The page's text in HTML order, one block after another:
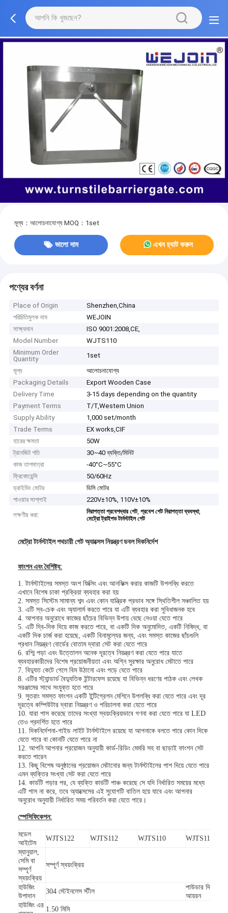
মূল্য：আলোচনাযোগ্য MOQ：1set
ভালো দাম এখন চ্যাট করুন
পণ্যের বর্ণনা
Place of Origin
Shenzhen,China
পরিচিতিমুলক নাম
WEJOIN
সাক্ষ্যদান
ISO 9001:2008,CE,
Model Number
WJTS110
Minimum Order
Quantity
1set
মূল্য
আলোচনাযোগ্য
Packaging Details
Export Wooden Case
Delivery Time
3-15 days depending on the quantity
Payment Terms
T/T,Western Union
Supply Ability
1,000 set/month
Trade Terms
EX works,CIF
হারের ক্ষমতা
50W
ট্রানজিট গতি
30~40 ব্যক্তি/মিনিট
কাজ তাপমাত্রা
-40°C~55°C
ফ্রিকোয়েন্সি
50/60Hz
ড্রাইভিং মোটর
ডিসি মোটর
পাওয়ার সাপ্লাই
220V±10%, 110V±10%
লক্ষণীয় করা:
নিরাপত্তা প্রবেশদ্বার গেট,প্রবেশ গেট নিরাপত্তা ব্যবস্থা,
মেট্রো ট্রাইপড টার্নস্টাইল গেট
মেট্রো টার্নস্টাইল পথচারী গেট অ্যাক্সেস নিয়ন্ত্রণ ডবল দিকনির্দেশ
ফাংশন এবং বৈশিষ্ট্য:
1. টার্নস্টাইলের সমস্ত অংশ ফিক্সিং এবং আনফিক্স করার কাজটি উপলব্ধি করতে
এখানে বিশেষ চাকা প্রক্রিয়া ব্যবহার করা হয়
2. সমস্ত সিস্টেম সামান্য শব্দ এবং কোন যান্ত্রিক প্রভাব সঙ্গে স্থিতিশীল সঞ্চালিত হয়
3. এটি স্ব-চেক এবং অ্যালার্ম করতে পারে যা এটি ব্যবহার করা সুবিধাজনক হবে
4. আপনার অনুরোধে কাজের ছাঁচের বিভিন্ন উপায় বেছে নেওয়া যেতে পারে
5. এটি দ্বি-দিক দিয়ে কাজ করতে পারে, বা একটি দিক অনুমোদিত, একটি নিষিদ্ধ, বা
একটি দিক চার্জ করা হয়েছে, একটি বিনামূল্যের জন্য, এবং সমস্ত কাজের ছাঁচগুলি
প্রধান নিয়ন্ত্রণ বোর্ডের বোতাম দ্বারা সেট করা যেতে পারে
6. রশ্মি পড়া এবং উত্তোলন অনেক দূরত্বে নিয়ন্ত্রণ করা যেতে পারে যাতে
ব্যবহারকারীদের বিশেষ প্রয়োজনীয়তা এবং অগ্নি সুরক্ষার অনুরোধ মেটাতে পারে
7. বিদ্যুত কেটে গেলে বিম উঠানো এবং পড়ে যেতে পারে
8. এটির স্ট্যান্ডার্ড বৈদ্যুতিক ইন্টারফেস রয়েছে যা বিভিন্ন ধরণের পাঠক এবং লেখক
সরঞ্জামের সাথে সংযুক্ত হতে পারে
9. সুতরাং সমস্ত ফাংশন একটি ইন্টিগ্রেশন মেশিনে উপলব্ধি করা যেতে পারে এবং দূর
দূরত্বে কম্পিউটার দ্বারা নিয়ন্ত্রণ ও পরিচালনা করা যেতে পারে
10. যারা পাস করেছে তাদের সংখ্যা স্বয়ংক্রিয়ভাবে গণনা করা যেতে পারে যা LED
তেও প্রদর্শিত হতে পারে
11. দিকনির্দেশনা-গাইড লাইট টার্নস্টাইলে রয়েছে যা আপনাকে বলতে পারে কোন দিকে
যেতে পারে বা কোনটি যেতে পারে না
12. আপনি আপনার প্রয়োজন অনুযায়ী কার্ড-রিডিং মেমরি সহ বা ছাড়াই ফাংশন সেট
করতে পারেন
13. কিছু বিশেষ অনুষ্ঠানের প্রয়োজন মেটানোর জন্য টার্নস্টাইলের পাশ দিয়ে যেতে পারে
এমন ব্যক্তির সংখ্যা সেট করা যেতে পারে
14. কার্ডটি পড়ার পর, যে ব্যক্তি কার্ডটি পাঞ্চ করেছে সে যদি নির্ধারিত সময়ের মধ্যে
এটি পাস না করে, তবে অ্যাক্সেসের এই সুযোগটি বাতিল হয়ে যাবে এবং আপনার
অনুরোধ অনুযায়ী নির্ধারিত সময় পরিবর্তন করা যেতে পারে।
স্পেসিফিকেশন:
মডেল
আইটেম
WJTS122 WJTS112 WJTS110
WJTS111
ম্যানুয়াল,
সেমি বা
সম্পূর্ণ
স্বয়ংক্রিয়
সম্পূর্ণ স্বয়ংক্রিয়
হাউজিং
উপাদান
304 স্টেইনলেস স্টীল
পাউডার দিয়ে
আয়রন
হাউজিং এর
1.50 মিমি